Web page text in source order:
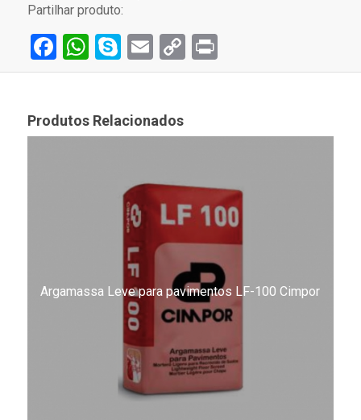
Partilhar produto:
Facebook
WhatsApp
Skype
Email
Copy
Link
Print
Produtos Relacionados
Argamassa Leve para pavimentos LF-100 Cimpor